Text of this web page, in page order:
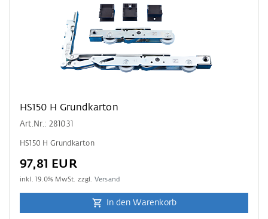
HS150 H Grundkarton
Art.Nr.: 281031
HS150 H Grundkarton
97,81 EUR
inkl.19.0% MwSt. zzgl. Versand
In den Warenkorb